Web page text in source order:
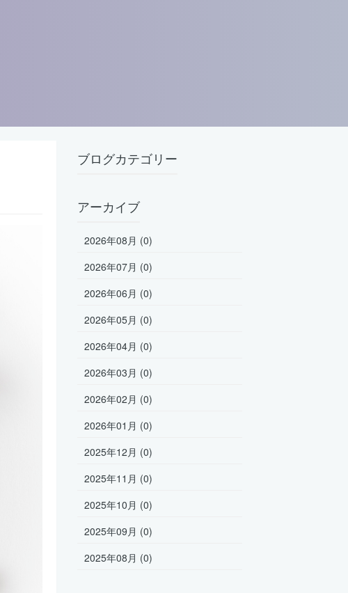
ブログカテゴリー
アーカイブ
2026年08月 (0)
2026年07月 (0)
2026年06月 (0)
2026年05月 (0)
2026年04月 (0)
2026年03月 (0)
2026年02月 (0)
2026年01月 (0)
2025年12月 (0)
2025年11月 (0)
2025年10月 (0)
2025年09月 (0)
2025年08月 (0)